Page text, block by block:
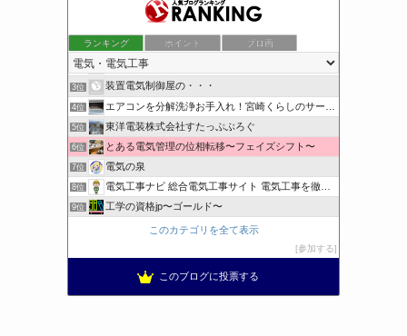
ランキング ポイント ブロ画
小さな引越し屋と電気工事屋の奮闘記
2位 クリーンライフ始めまして
3位 装置電気制御屋の・・・
4位 エアコンを分解洗浄お手入れ！宮崎くらしのサービス
5位 東洋電装株式会社すたっぷぶろぐ
6位 とある電気管理の位相転移〜フェイズシフト〜
7位 電気の泉
8位 電気工事ナビ 総合電気工事サイト 電気工事を徹底解説
9位 工学の資格jp〜ゴールド〜
日置空調 | エアコン取付 鹿児島 | 鹿児島のエアコン工事
太陽光発電で、第二の年金.JP茨城県鹿嶋市赤嶺電研企画ブログ
このカテゴリを全て表示
参加する
このブログに投票する